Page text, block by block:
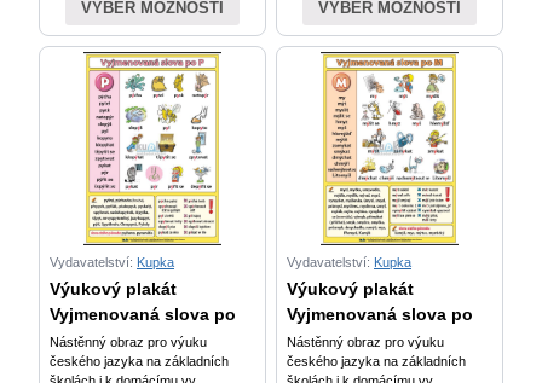
VÝBĚR MOŽNOSTÍ VÝBĚR MOŽNOSTÍ
Vydavatelství: Kupka
Výukový plakát
Vyjmenovaná slova po
Nástěnný obraz pro výuku
českého jazyka na základních
Vydavatelství: Kupka
Výukový plakát
Vyjmenovaná slova po
Nástěnný obraz pro výuku
českého jazyka na základních